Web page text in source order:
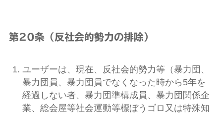
第20条（反社会的勢力の排除）
ユーザーは、現在、反社会的勢力等（暴力団、
暴力団員、暴力団員でなくなった時から5年を
経過しない者、暴力団準構成員、暴力団関係企
業、総会屋等社会運動等標ぼうゴロ又は特殊知